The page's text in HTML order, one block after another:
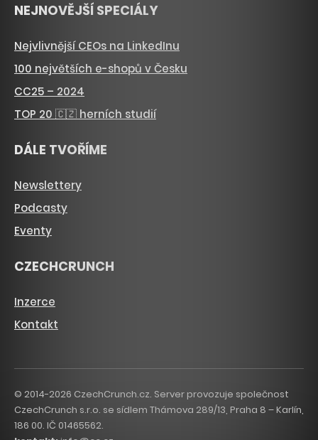
NEJNOVĚJŠÍ SPECIÁLY
Nejvlivnější CEOs na LinkedInu
100 největších e-shopů v Česku
CC25 – 2024
TOP 20 🇨🇿 herních studií
DÁLE TVOŘÍME
Newslettery
Podcasty
Eventy
CZECHCRUNCH
Inzerce
Kontakt
© 2014-2026 CzechCrunch.cz. Server provozuje společnost
CzechCrunch s.r.o. se sídlem Thámova 289/13, Praha 8 – Karlín,
186 00. IČ 01465562.